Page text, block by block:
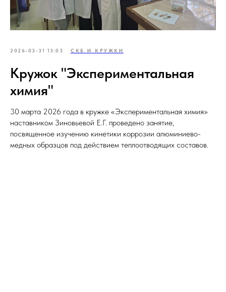
2026-03-31 13:03 СКБ И КРУЖКИ
Кружок "Экспериментальная
химия"
30 марта 2026 года в кружке «Экспериментальная химия»
наставником Зиновьевой Е.Г. проведено занятие,
посвященное изучению кинетики коррозии алюминиево-
медных образцов под действием теплоотводящих составов.